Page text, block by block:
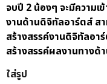
จบปี 2 น้องๆ จะมีความ
งานด้านดิจิทัลอาร์ตส์ ส
สร้างสรรค์งานดิจิทัลอา
สร้างสรรค์ผลงานทางด้
ใส่รูป